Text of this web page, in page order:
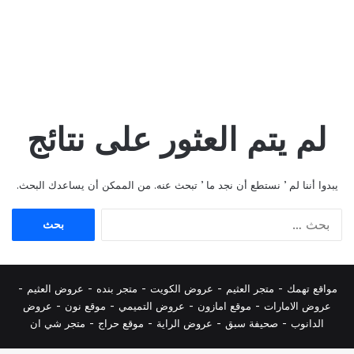
لم يتم العثور على نتائج
يبدوا أننا لم ’ نستطع أن نجد ما ’ تبحث عنه. من الممكن أن يساعدك البحث.
مواقع تهمك - متجر العثيم - عروض الكويت - متجر بنده - عروض العثيم -
عروض الامارات - موقع امازون - عروض التميمي - موقع نون - عروض
الدانوب - صحيفة سبق - عروض الراية - موقع حراج - متجر شي ان